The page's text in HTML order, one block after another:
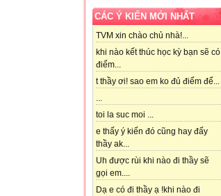
CÁC Ý KIẾN MỚI NHẤT
TVM xin chào chủ nhà!...
khi nào kết thúc học kỳ bạn sẽ có
điểm...
t thầy ơi! sao em ko đủ điểm để...
...
toi la suc moi ...
e thấy ý kiến đó cũng hay đấy
thầy ak...
Uh được rùi khi nào đi thầy sẽ
gọi em....
Dạ e có đi thầy ạ !khi nào đi